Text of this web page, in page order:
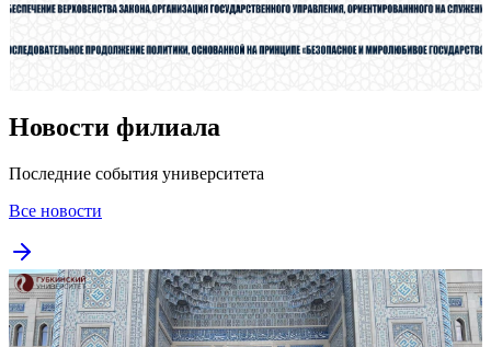
Новости филиала
Последние события университета
Все новости